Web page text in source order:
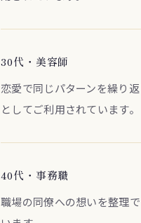
30代・美容師
恋愛で同じパターンを繰り
としてご利用されています。
40代・事務職
職場の同僚への想いを整理